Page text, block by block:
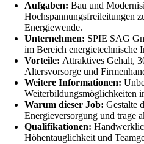
Aufgaben: Bau und
Hochspannungsfreileitungen
Energiewende.
Unternehmen: SPIE SAG
im Bereich energietechnische
Vorteile: Attraktives Gehalt,
Altersvorsorge und
Weitere Informationen:
Weiterbildungsmöglichkeiten
Warum dieser Job: Gestalte
Energieversorgung und trage
Qualifikationen:
Höhentauglichkeit und